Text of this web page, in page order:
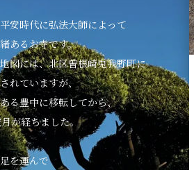
安時代に弘法大師によって
あるお寺です。
図には、北区曽根崎兎我野町に
れていますが、
る豊中に移転してから、
が経ちました。
を運んで